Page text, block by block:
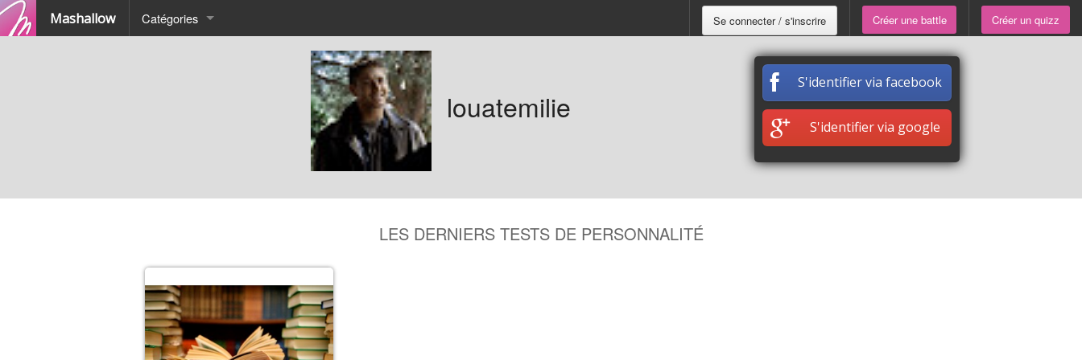
Mashallow Catégories Se connecter / s'inscrire Créer une battle Créer un quizz
louatemilie
S'identifier via facebook
S'identifier via google
LES DERNIERS TESTS DE PERSONNALITÉ